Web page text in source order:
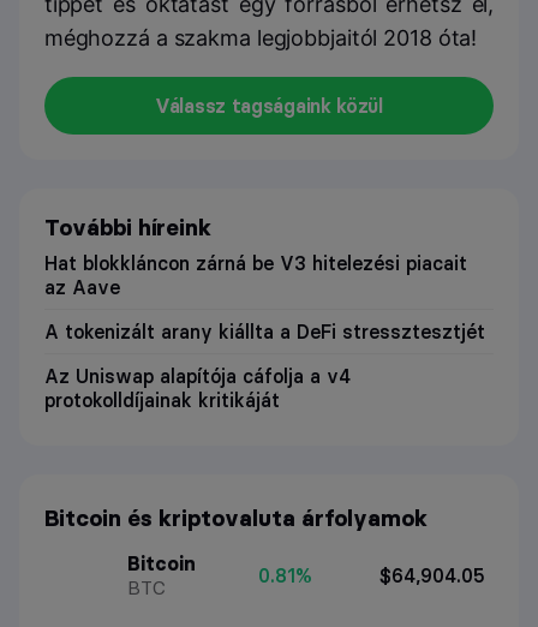
méghozzá a szakma legjobbjaitól 2018 óta!
Válassz tagságaink közül
További híreink
Hat blokkláncon zárná be V3 hitelezési piacait
az Aave
A tokenizált arany kiállta a DeFi stressztesztjét
Az Uniswap alapítója cáfolja a v4
protokolldíjainak kritikáját
Bitcoin és kriptovaluta árfolyamok
Bitcoin
BTC
0.81% $64,904.05